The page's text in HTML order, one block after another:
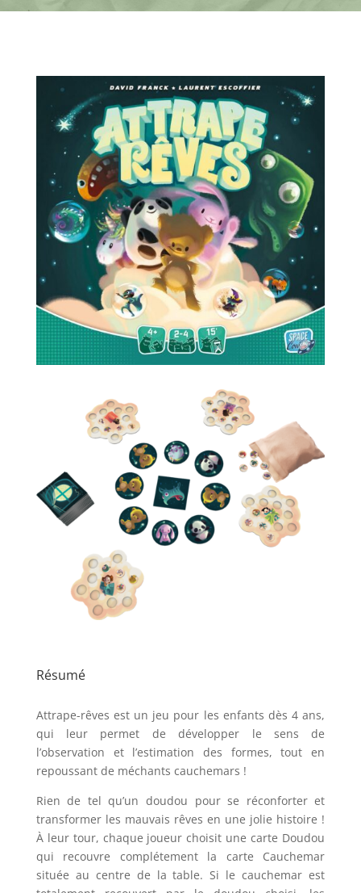
Résumé
Attrape-rêves est un jeu pour les enfants dès 4 ans,
qui leur permet de développer le sens de
l’observation et l’estimation des formes, tout en
repoussant de méchants cauchemars !
Rien de tel qu’un doudou pour se réconforter et
transformer les mauvais rêves en une jolie histoire !
À leur tour, chaque joueur choisit une carte Doudou
qui recouvre complétement la carte Cauchemar
située au centre de la table. Si le cauchemar est